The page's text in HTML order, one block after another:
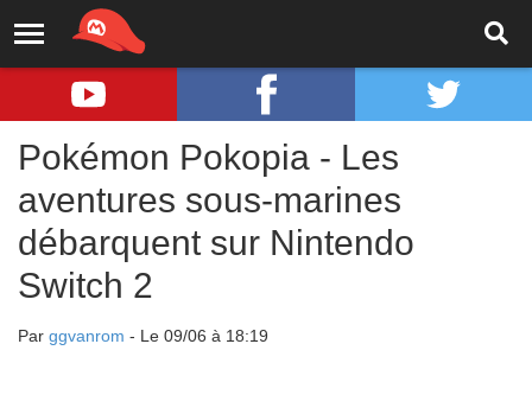
Pokémon Pokopia - Les
aventures sous-marines
débarquent sur Nintendo
Switch 2
Par ggvanrom - Le 09/06 à 18:19